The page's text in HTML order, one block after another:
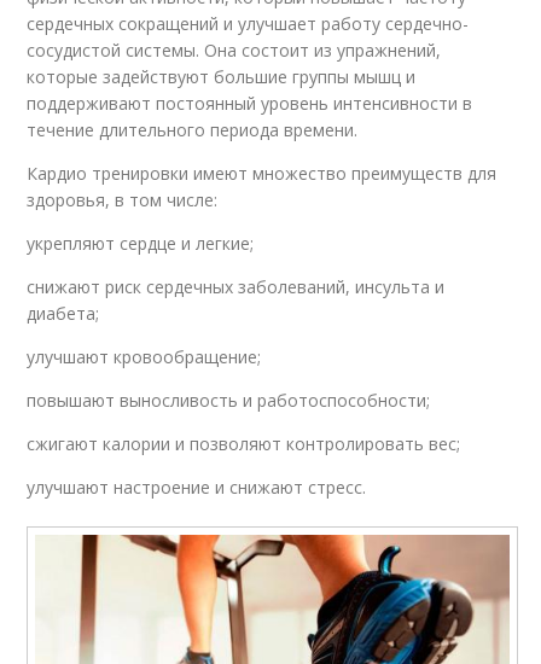
сердечных сокращений и улучшает работу сердечно-
сосудистой системы. Она состоит из упражнений,
которые задействуют большие группы мышц и
поддерживают постоянный уровень интенсивности в
течение длительного периода времени.
Кардио тренировки имеют множество преимуществ для
здоровья, в том числе:
укрепляют сердце и легкие;
снижают риск сердечных заболеваний, инсульта и
диабета;
улучшают кровообращение;
повышают выносливость и работоспособности;
сжигают калории и позволяют контролировать вес;
улучшают настроение и снижают стресс.